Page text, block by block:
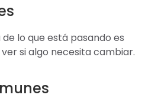
lo que está pasando es
si algo necesita cambiar.